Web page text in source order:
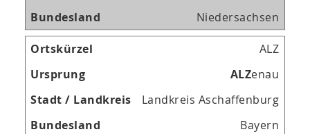
Niedersachsen
ALZ
ALZenau
Landkreis Aschaffenburg
Bayern